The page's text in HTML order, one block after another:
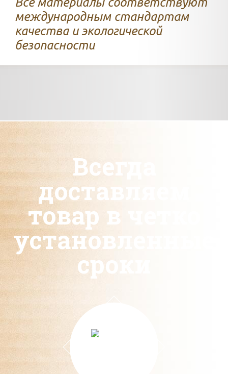
международным стандартам
качества и экологической
безопасности
Всегда
доставляем
товар в четко
установленные
сроки